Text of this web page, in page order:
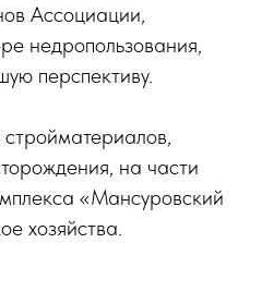
Ассоциации,
недропользования,
перспективу.
стройматериалов,
на части
«Мансуровский
хозяйства.